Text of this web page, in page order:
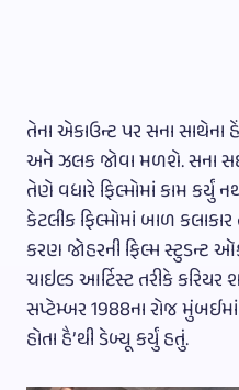
તેના એકાઉન્ટ પર સના
અને ઝલક જોવા મળશે. સના
તેણે વધારે ફિલ્મોમાં કામ કર્યું
કેટલીક ફિલ્મોમાં બાળ
કરણ જોહરની ફિલ્મ સ્ટુડન્ટ
ચાઇલ્ડ આર્ટિસ્ટ તરીકે કરિયર
સપ્ટેમ્બર 1988ના રોજ
હોતા હૈ’થી ડેબ્યૂ કર્યું હતું.